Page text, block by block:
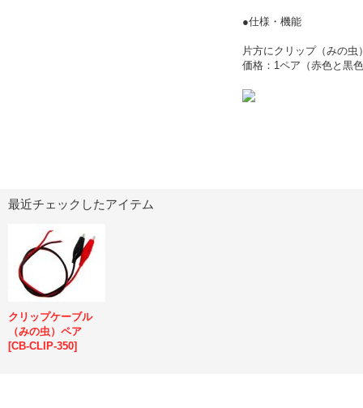
●仕様・機能
片方にクリップ（みの
価格：1ペア（赤色と黒
最近チェックしたアイテム
クリップケーブル
（みの虫）ペア
[CB-CLIP-350]